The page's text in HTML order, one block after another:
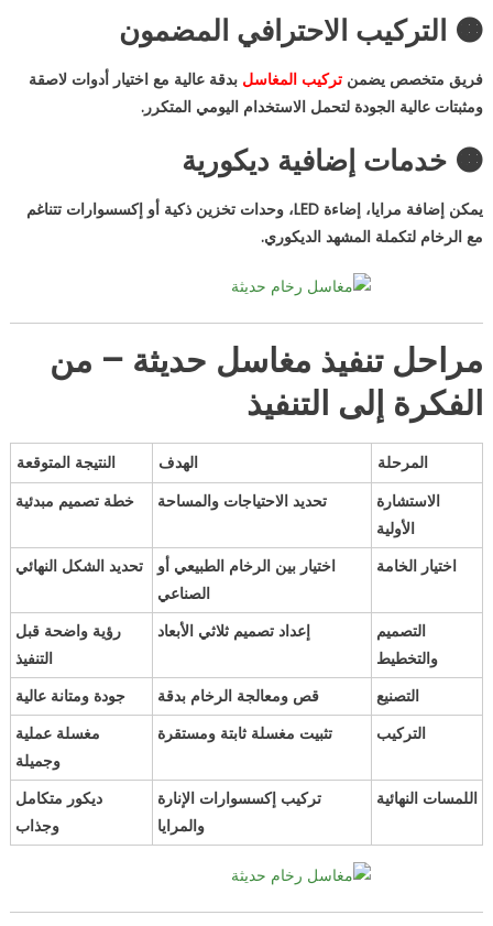
🟠 التركيب الاحترافي المضمون
فريق متخصص يضمن تركيب المغاسل بدقة عالية مع اختيار أدوات لاصقة
ومثبتات عالية الجودة لتحمل الاستخدام اليومي المتكرر.
🟠 خدمات إضافية ديكورية
يمكن إضافة مرايا، إضاءة LED، وحدات تخزين ذكية أو إكسسوارات تتناغم
مع الرخام لتكملة المشهد الديكوري.
مراحل تنفيذ مغاسل حديثة – من
الفكرة إلى التنفيذ
المرحلة الهدف
النتيجة المتوقعة
الاستشارة
الأولية
تحديد الاحتياجات والمساحة خطة تصميم مبدئية
اختيار الخامة
اختيار بين الرخام الطبيعي أو
الصناعي
تحديد الشكل النهائي
التصميم
والتخطيط
إعداد تصميم ثلاثي الأبعاد
رؤية واضحة قبل
التنفيذ
التصنيع
قص ومعالجة الرخام بدقة
جودة ومتانة عالية
التركيب
تثبيت مغسلة ثابتة ومستقرة
مغسلة عملية
وجميلة
اللمسات النهائية
تركيب إكسسوارات الإنارة
والمرايا
ديكور متكامل
وجذاب